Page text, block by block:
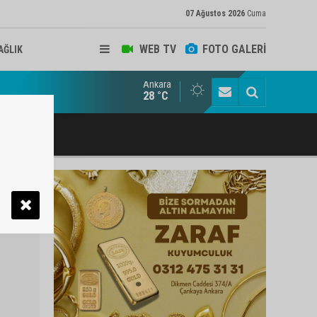
07 Ağustos 2026 Cuma
WEB TV FOTO GALERİ
ve Arabulucu Rüstem Yiğit Ahizer'e ziyaretçi akını
Ankara
28 °C